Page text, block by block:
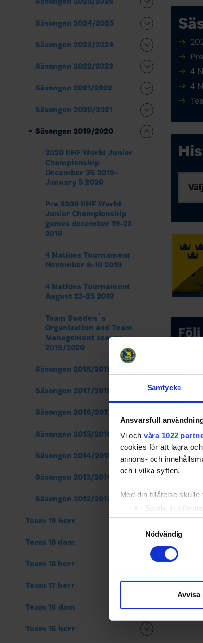
Samtycke
Ansvarsfull
Vi och våra 1022
cookies för att lagra
annons- och
och i vilka syften.
Med din tillåtelse skulle
Samla in
Identifiera din
Ta reda på mer om
eller dra tillbaka ditt
sociala medier och
till de sociala medier
Nödvändig
Avvisa
Säsongen 2024/2025
Säsongen 2023/2024
Säsongen 2022/2023
Säsongen 2021/2022
Säsongen 2020/2021
Säsongen 2019/2020
2020 IIHF World Junior
Championship
December 26 2019-
January 5 2020
Pre 2020 IIHF World
Junior Championship
games december 19-23
2019
4 Nations Tournament
November 8-10 2019
4 Nations Tournament
August 23-25 2019
Team Sweden´s
Organization and Team
Management season
2019/2020
Säsongen 2018/2019
Säsongen 2017/2018
Säsongen 2016/2017
Säsongen 2015/2016
Säsongen 2014/2015
Säsongen 2013/2014
Säsongen 2012/2013
Team 19 herr
Team 18 dam
Team 18 herr
Team 17 herr
Team 16 dam
Team 16 herr
4
4